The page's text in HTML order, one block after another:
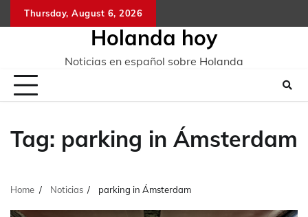
to
Thursday, August 6, 2026
Holanda hoy
Noticias en español sobre Holanda
Tag: parking in Ámsterdam
Home Noticias parking in Ámsterdam